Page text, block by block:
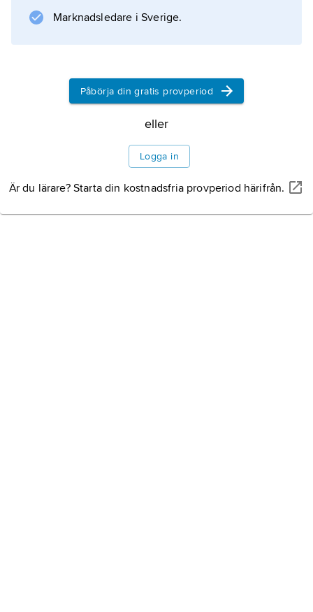
dissymmetrisk förening
och
Marknadsledare i Sverige.
Påbörja din gratis provperiod
eller
Logga in
Är du lärare? Starta din kostnadsfria provperiod härifrån.